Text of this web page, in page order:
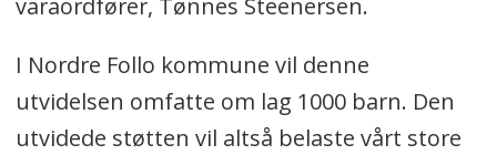
varaordfører, Tønnes Steenersen.
I Nordre Follo kommune vil denne
utvidelsen omfatte om lag 1000 barn. Den
utvidede støtten vil altså belaste vårt store